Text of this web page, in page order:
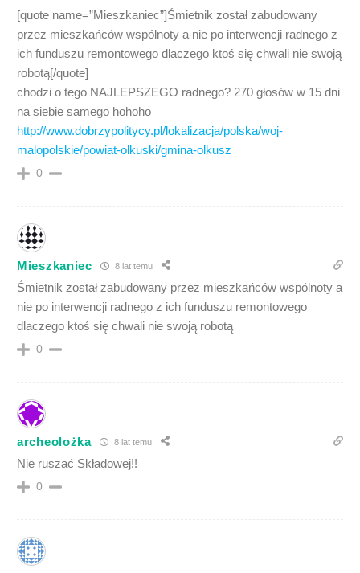
[quote name=”Mieszkaniec”]Śmietnik został zabudowany
przez mieszkańców wspólnoty a nie po interwencji radnego z
ich funduszu remontowego dlaczego ktoś się chwali nie swoją
robotą[/quote]
chodzi o tego NAJLEPSZEGO radnego? 270 głosów w 15 dni
na siebie samego hohoho
http://www.dobrzypolitycy.pl/lokalizacja/polska/woj-
malopolskie/powiat-olkuski/gmina-olkusz
0
Mieszkaniec 8 lat temu
Śmietnik został zabudowany przez mieszkańców wspólnoty a
nie po interwencji radnego z ich funduszu remontowego
dlaczego ktoś się chwali nie swoją robotą
0
archeolożka 8 lat temu
Nie ruszać Składowej!!
0